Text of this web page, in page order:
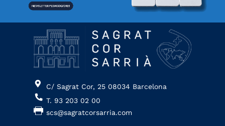
C/ Sagrat Cor, 25 08034 Barcelona
T. 93 203 02 00
scs@sagratcorsarria.com